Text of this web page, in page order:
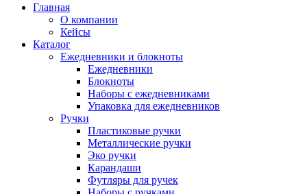
Главная
О компании
Кейсы
Каталог
Ежедневники и блокноты
Ежедневники
Блокноты
Наборы с ежедневниками
Упаковка для ежедневников
Ручки
Пластиковые ручки
Металлические ручки
Эко ручки
Карандаши
Футляры для ручек